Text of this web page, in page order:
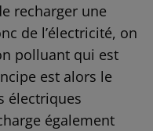
recharger une
de l’électricité, on
polluant qui est
est alors le
électriques
également